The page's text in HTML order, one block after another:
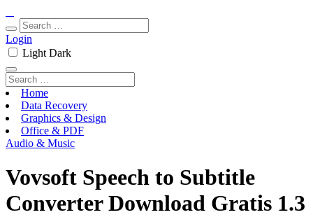
Login
Light Dark
Home
Data Recovery
Graphics & Design
Office & PDF
Audio & Music
Vovsoft Speech to Subtitle
Converter Download Gratis 1.3